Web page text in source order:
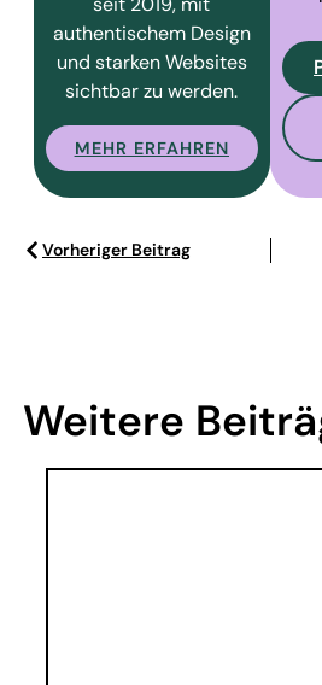
authentischem Design
und starken Websites
sichtbar zu werden.
MEHR ERFAHREN
Vorheriger Beitrag
Weitere